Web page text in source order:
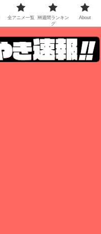
全アニメ一覧
🆕週間ランキン
グ
About